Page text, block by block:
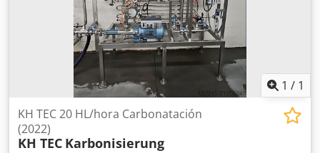
1 / 1
KH TEC 20 HL/hora Carbonatación
(2022)
KH TEC Karbonisierung